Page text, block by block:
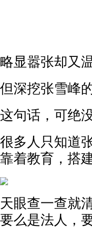
略显嚣张却又
但深挖张雪峰
这句话，可绝
很多人只知道
靠着教育，搭
天眼查一查就
要么是法人，